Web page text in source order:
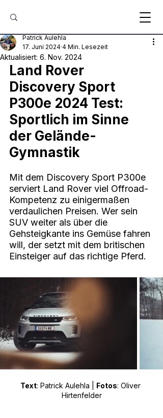
Patrick Aulehla
17. Juni 2024 4 Min. Lesezeit
Aktualisiert: 6. Nov. 2024
Land Rover
Discovery Sport
P300e 2024 Test:
Sportlich im Sinne
der Gelände-
Gymnastik
Mit dem Discovery Sport P300e
serviert Land Rover viel Offroad-
Kompetenz zu einigermaßen
verdaulichen Preisen. Wer sein
SUV weiter als über die
Gehsteigkante ins Gemüse fahren
will, der setzt mit dem britischen
Einsteiger auf das richtige Pferd.
Text: Patrick Aulehla | Fotos: Oliver
Hirtenfelder